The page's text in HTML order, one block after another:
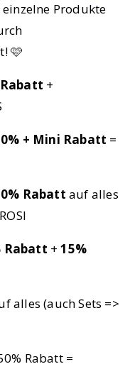
Produkte
🩷
+
+ Mini Rabatt =
Rabatt auf alles
Rabatt +15%
alles (auch Sets =>
Rabatt =